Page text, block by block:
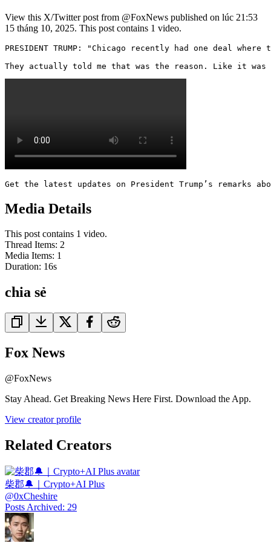
View this X/Twitter post from @FoxNews published on lúc 21:53
15 tháng 10, 2025. This post contains 1 video.
PRESIDENT TRUMP: "Chicago recently had one deal
They actually told me that was the reason. Like it
Get the latest updates on President Trump’s remarks
Media Details
This post contains 1 video.
Thread Items: 2
Media Items: 1
Duration: 16s
chia sẻ
Fox News
@FoxNews
Stay Ahead. Get Breaking News Here First. Download the App.
View creator profile
Related Creators
柴郡🔔｜Crypto+AI Plus
@0xCheshire
Posts Archived: 29